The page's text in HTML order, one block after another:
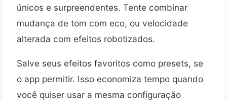
únicos e surpreendentes. Tente combinar
mudança de tom com eco, ou velocidade
alterada com efeitos robotizados.
Salve seus efeitos favoritos como presets, se
o app permitir. Isso economiza tempo quando
você quiser usar a mesma configuração